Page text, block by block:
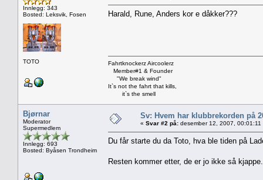
Innlegg: 343
Bosted: Leksvik, Fosen
TOTO
Harald, Rune, Anders kor e dåkker???
Fahrtknockerz Aircoolerz
Member#1 & Founder
"We break wind"
It`s not the fahrt that kills,
it`s the smell
Bjørnar
Moderator
Supermedlem
Innlegg: 693
Bosted: Byåsen Trondheim
Sv: Hvem har klubbrekorden på
« Svar #2 på: desember 12, 2007, 00:01:11
Du får starte du da Toto, hva ble tiden på
Resten kommer etter, de er jo ikke så